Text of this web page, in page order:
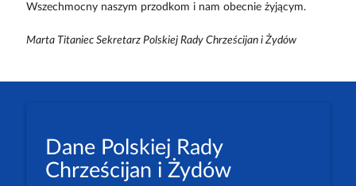
Wszechmocny naszym przodkom i nam obecnie żyjącym.
Marta Titaniec Sekretarz Polskiej Rady Chrześcijan i Żydów
Dane Polskiej Rady
Chrześcijan i Żydów